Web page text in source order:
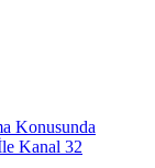
Konusunda
İle Kanal 32